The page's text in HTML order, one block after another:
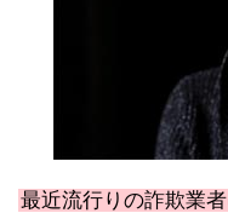
最近流行りの詐欺業